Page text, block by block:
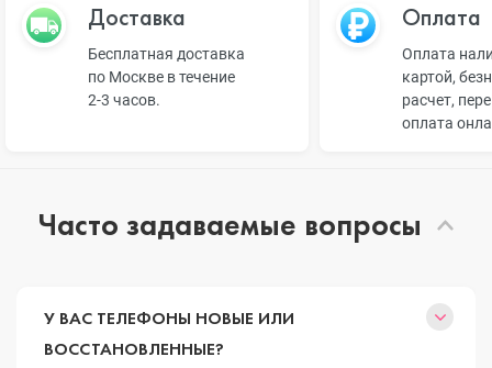
Доставка
Бесплатная доставка
по Москве в течение
2-3 часов.
Оплата
Оплата
картой,
расчет,
оплата
Часто задаваемые вопросы
У ВАС ТЕЛЕФОНЫ НОВЫЕ ИЛИ
ВОССТАНОВЛЕННЫЕ?